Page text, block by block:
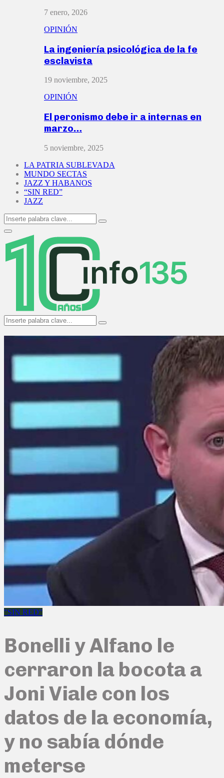
7 enero, 2026
OPINIÓN
La ingeniería psicológica de la fe
esclavista
19 noviembre, 2025
OPINIÓN
El peronismo debe ir a internas en
marzo…
5 noviembre, 2025
LA PATRIA SUBLEVADA
MUNDO SECTAS
JAZZ Y HABANOS
“SIN RED”
JAZZ
Search
for:
Search
Primary
Menu
Search
for:
Search
"SIN RED"
Bonelli y Alfano le
cerraron la bocota a
Joni Viale con los
datos de la economía,
y no sabía dónde
meterse